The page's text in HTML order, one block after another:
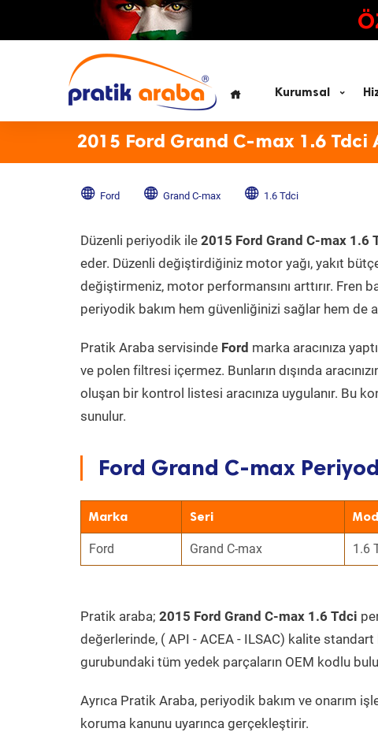
Kurumsal
2015 Ford Grand C-max 1.6 Tdci
Ford Grand C-max 1.6 Tdci
Düzenli periyodik ile 2015 Ford Grand C-max 1.6
eder. Düzenli değiştirdiğiniz motor yağı, yakıt
değiştirmeniz, motor performansını arttırır. Fren
periyodik bakım hem güvenliğinizi sağlar hem de
Pratik Araba servisinde Ford marka aracınıza
ve polen filtresi içermez. Bunların dışında
oluşan bir kontrol listesi aracınıza uygulanır. Bu
sunulur.
Ford Grand C-max
Marka Seri
Ford Grand C-max 1.6
Pratik araba; 2015 Ford Grand C-max 1.6 Tdci
değerlerinde, ( API - ACEA - ILSAC) kalite
gurubundaki tüm yedek parçaların OEM kodlu
Ayrıca Pratik Araba, periyodik bakım ve onarım
koruma kanunu uyarınca gerçekleştirir.